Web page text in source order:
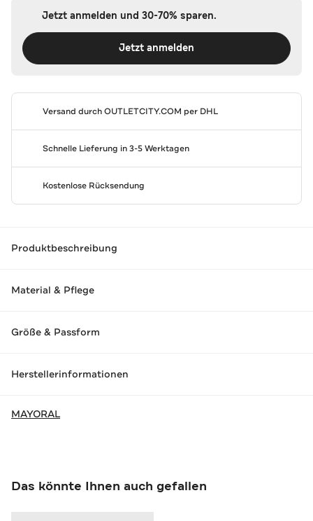
Jetzt anmelden und 30-70% sparen.
Jetzt anmelden
Versand durchOUTLETCITY.COM per DHL
Schnelle Lieferung in 3-5 Werktagen
Kostenlose Rücksendung
Produktbeschreibung
Material & Pflege
Größe & Passform
Herstellerinformationen
MAYORAL
Das könnte Ihnen auch gefallen